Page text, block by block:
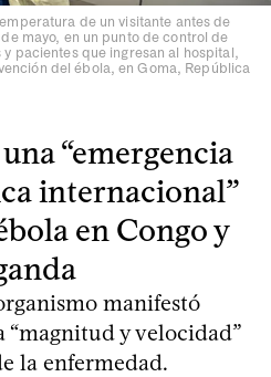
de un visitante antes de
mayo, en un punto de control de
pacientes que ingresan al hospital,
del ébola, en Goma, República
“emergencia
internacional”
en Congo y
manifestó
y velocidad”
la enfermedad.